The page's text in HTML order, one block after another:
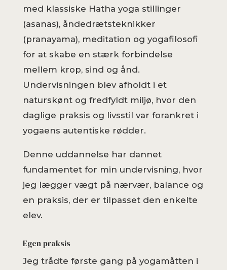
med klassiske Hatha yoga stillinger
(asanas), åndedrætsteknikker
(pranayama), meditation og yogafilosofi
for at skabe en stærk forbindelse
mellem krop, sind og ånd.
Undervisningen blev afholdt i et
naturskønt og fredfyldt miljø, hvor den
daglige praksis og livsstil var forankret i
yogaens autentiske rødder.
Denne uddannelse har dannet
fundamentet for min undervisning, hvor
jeg lægger vægt på nærvær, balance og
en praksis, der er tilpasset den enkelte
elev.
Egen praksis
Jeg trådte første gang på yogamåtten i